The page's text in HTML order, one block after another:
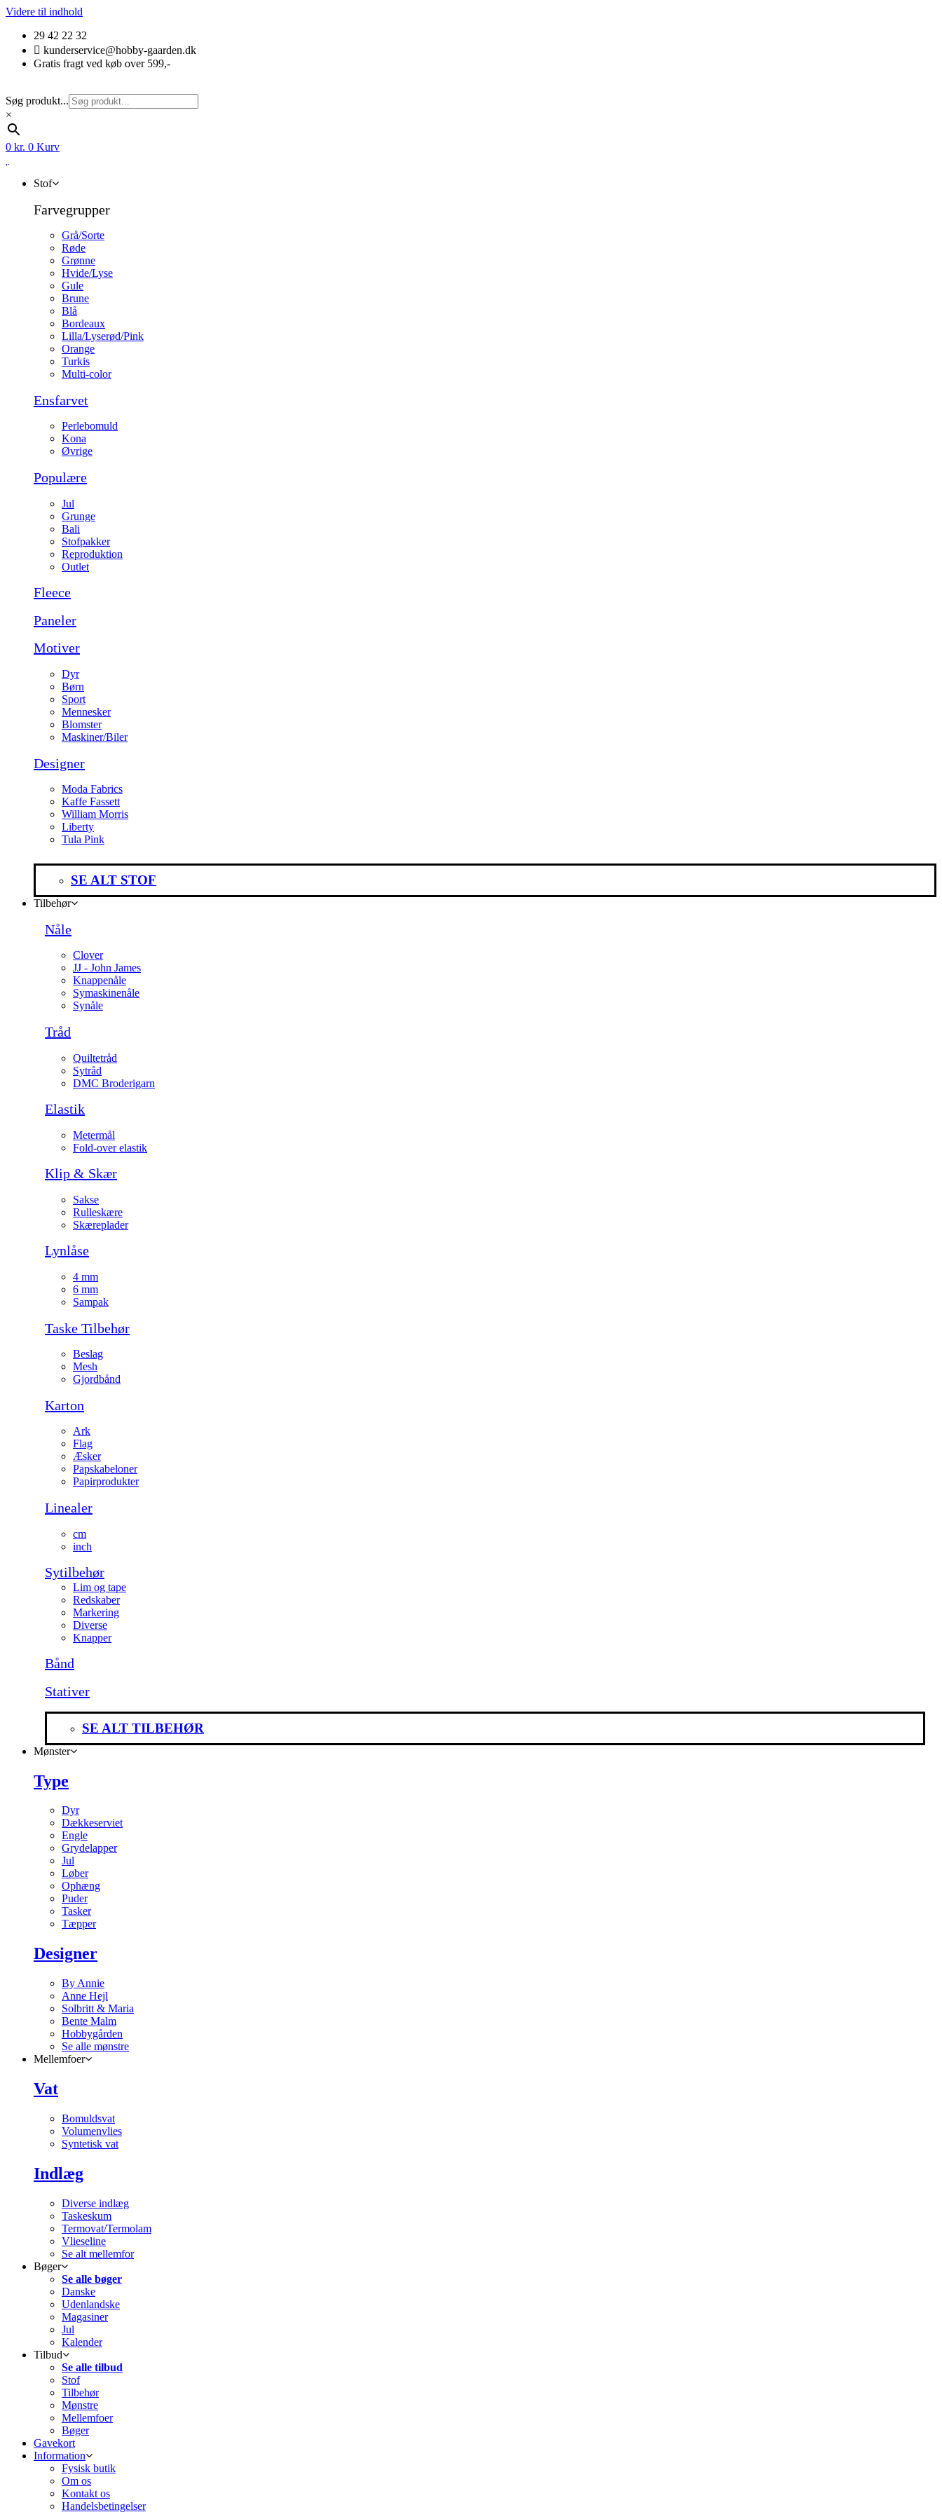
Videre til indhold
29 42 22 32
kunderservice@hobby-gaarden.dk
Gratis fragt ved køb over 599,-
Søg produkt...
×
0 kr. 0 Kurv
Stof
Farvegrupper
Grå/Sorte
Røde
Grønne
Hvide/Lyse
Gule
Brune
Blå
Bordeaux
Lilla/Lyserød/Pink
Orange
Turkis
Multi-color
Ensfarvet
Perlebomuld
Kona
Øvrige
Populære
Jul
Grunge
Bali
Stofpakker
Reproduktion
Outlet
Fleece
Paneler
Motiver
Dyr
Børn
Sport
Mennesker
Blomster
Maskiner/Biler
Designer
Moda Fabrics
Kaffe Fassett
William Morris
Liberty
Tula Pink
SE ALT STOF
Tilbehør
Nåle
Clover
JJ - John James
Knappenåle
Symaskinenåle
Synåle
Tråd
Quiltetråd
Sytråd
DMC Broderigarn
Elastik
Metermål
Fold-over elastik
Klip & Skær
Sakse
Rulleskære
Skæreplader
Lynlåse
4 mm
6 mm
Sampak
Taske Tilbehør
Beslag
Mesh
Gjordbånd
Karton
Ark
Flag
Æsker
Papskabeloner
Papirprodukter
Linealer
cm
inch
Sytilbehør
Lim og tape
Redskaber
Markering
Diverse
Knapper
Bånd
Stativer
SE ALT TILBEHØR
Mønster
Type
Dyr
Dækkeserviet
Engle
Grydelapper
Jul
Løber
Ophæng
Puder
Tasker
Tæpper
Designer
By Annie
Anne Hejl
Solbritt & Maria
Bente Malm
Hobbygården
Se alle mønstre
Mellemfoer
Vat
Bomuldsvat
Volumenvlies
Syntetisk vat
Indlæg
Diverse indlæg
Taskeskum
Termovat/Termolam
Vlieseline
Se alt mellemfor
Bøger
Se alle bøger
Danske
Udenlandske
Magasiner
Jul
Kalender
Tilbud
Se alle tilbud
Stof
Tilbehør
Mønstre
Mellemfoer
Bøger
Gavekort
Information
Fysisk butik
Om os
Kontakt os
Handelsbetingelser